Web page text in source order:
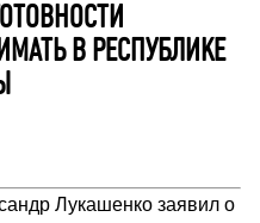
В РЕСПУБЛИКЕ
Лукашенко заявил о